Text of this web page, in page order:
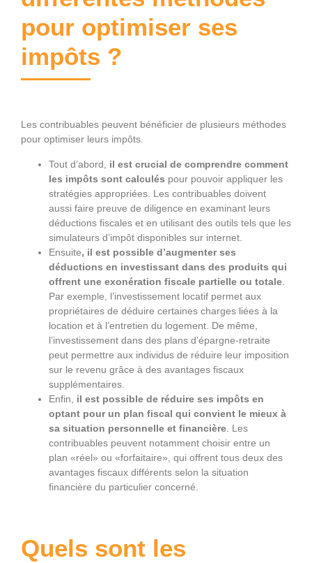
pour optimiser ses
impôts ?
Les contribuables peuvent bénéficier de plusieurs méthodes
pour optimiser leurs impôts.
Tout d’abord,
il est crucial de comprendre comment
les impôts sont calculés pour pouvoir appliquer les
stratégies appropriées. Les contribuables doivent
aussi faire preuve de diligence en examinant leurs
déductions fiscales et en utilisant des outils tels que les
simulateurs d’impôt disponibles sur internet.
Ensuite, il est possible d’augmenter ses
déductions en investissant dans des produits qui
offrent une exonération fiscale partielle ou totale
Par exemple, l’investissement locatif permet aux
propriétaires de déduire certaines charges liées à la
location et à l’entretien du logement. De même,
l’investissement dans des plans d’épargne-retraite
peut permettre aux individus de réduire leur imposition
sur le revenu grâce à des avantages fiscaux
supplémentaires.
Enfin,
il est possible de réduire ses impôts en
optant pour un plan fiscal qui convient le mieux à
sa situation personnelle et financière . Les
contribuables peuvent notamment choisir entre un
plan «réel» ou «forfaitaire», qui offrent tous deux des
avantages fiscaux différents selon la situation
financière du particulier concerné.
Quels sont les